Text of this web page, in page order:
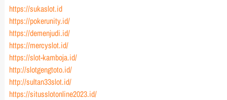
https://sukaslot.id
https://pokerunity.id/
https://demenjudi.id/
https://mercyslot.id/
https://slot-kamboja.id/
http://slotgengtoto.id/
http://sultan33slot.id/
https://situsslotonline2023.id/